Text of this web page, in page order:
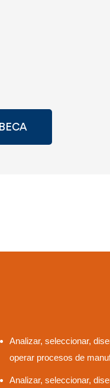
Analizar, seleccionar,
operar procesos de
Analizar, seleccionar,